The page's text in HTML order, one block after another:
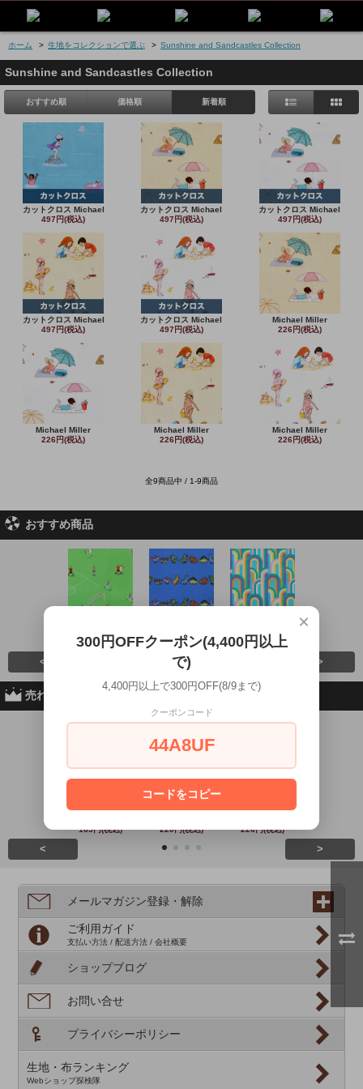
ホーム > 生地をコレクションで選ぶ > Sunshine and Sandcastles Collection
Sunshine and Sandcastles Collection
おすすめ順 価格順 新着順
カットクロス Michael
497円(税込)
カットクロス Michael
497円(税込)
カットクロス Michael
497円(税込)
カットクロス Michael
497円(税込)
カットクロス Michael
497円(税込)
Michael Miller
226円(税込)
Michael Miller
226円(税込)
Michael Miller
226円(税込)
Michael Miller
226円(税込)
全9商品中 / 1-9商品
おすすめ商品
Clothworks
< >
売れ筋商品
Windham
165円(税込)
Windham Fabri
220円(税込)
Paintbrush Stu
226円(税込)
< >
メールマガジン登録・解除
ご利用ガイド
支払い方法 / 配送方法 / 会社概要
ショップブログ
お問い合せ
プライバシーポリシー
生地・布ランキング
Webショップ探検隊
×
300円OFFクーポン(4,400円以上
で)
4,400円以上で300円OFF(8/9まで)
クーポンコード
44A8UF
コードをコピー